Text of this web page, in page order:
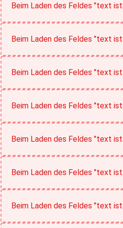
Beim Laden des Feldes "text
Beim Laden des Feldes "text
Beim Laden des Feldes "text
Beim Laden des Feldes "text
Beim Laden des Feldes "text
Beim Laden des Feldes "text
Beim Laden des Feldes "text